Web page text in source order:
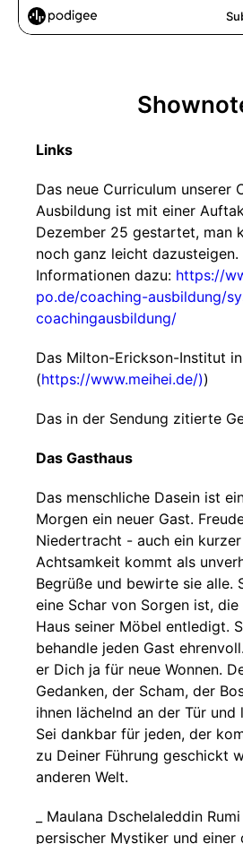
Links
Das neue Curriculum unserer
Ausbildung ist mit einer
Dezember 25 gestartet, man
noch ganz leicht
Informationen dazu: https://
po.de/coaching-ausbildung/
coachingausbildung/
Das Milton-Erickson-Institut
(https://www.meihei.de/))
Das in der Sendung zitierte
Das Gasthaus
Das menschliche Dasein ist
Morgen ein neuer Gast.
Niedertracht - auch ein
Achtsamkeit kommt als
Begrüße und bewirte sie alle.
eine Schar von Sorgen ist,
Haus seiner Möbel entledigt.
behandle jeden Gast
er Dich ja für neue Wonnen.
Gedanken, der Scham, der
ihnen lächelnd an der Tür und
Sei dankbar für jeden, der
zu Deiner Führung geschickt
anderen Welt.
_ Maulana Dschelaleddin
persischer Mystiker und einer